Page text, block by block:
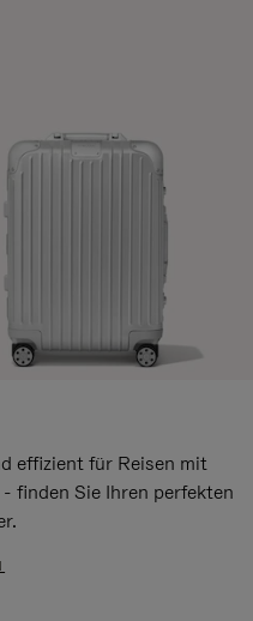
effizient für Reisen mit
finden Sie Ihren perfekten